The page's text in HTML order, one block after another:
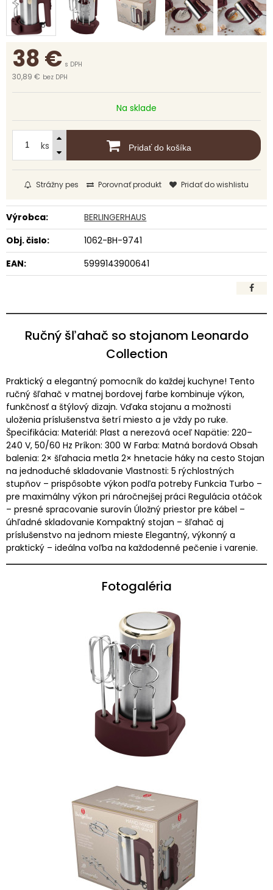
38€ s DPH
30,89 € bez DPH
Na sklade
ks Pridať do košíka
Strážny pes Porovnať produkt Pridať do wishlistu
Výrobca:
BERLINGERHAUS
Obj. čislo:
1062-BH-9741
EAN:
5999143900641
Ručný šľahač so stojanom Leonardo
Collection
Praktický a elegantný pomocník do každej kuchyne! Tento
ručný šľahač v matnej bordovej farbe kombinuje výkon,
funkčnosť a štýlový dizajn. Vďaka stojanu a možnosti
uloženia príslušenstva šetrí miesto a je vždy po ruke.
Špecifikácia: Materiál: Plast a nerezová oceľ Napätie: 220–
240 V, 50/60 Hz Príkon: 300 W Farba: Matná bordová Obsah
balenia: 2× šľahacia metla 2× hnetacie háky na cesto Stojan
na jednoduché skladovanie Vlastnosti: 5 rýchlostných
stupňov – prispôsobte výkon podľa potreby Funkcia Turbo –
pre maximálny výkon pri náročnejšej práci Regulácia otáčok
– presné spracovanie surovín Úložný priestor pre kábel –
úhľadné skladovanie Kompaktný stojan – šľahač aj
príslušenstvo na jednom mieste Elegantný, výkonný a
praktický – ideálna voľba na každodenné pečenie i varenie.
Fotogaléria